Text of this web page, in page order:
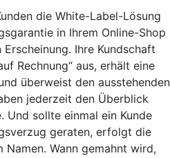
die White-Label-Lösung
in Ihrem Online-Shop
Ihre Kundschaft
Rechnung“ aus, erhält eine
überweist den ausstehenden
jederzeit den Überblick
Und sollte einmal ein Kunde
geraten, erfolgt die
Namen. Wann gemahnt wird,